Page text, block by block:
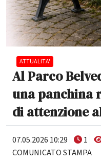
ATTUALITA'
Al Parco
una panchina
di attenzione
07.05.2026 10:29 1
COMUNICATO STAMPA